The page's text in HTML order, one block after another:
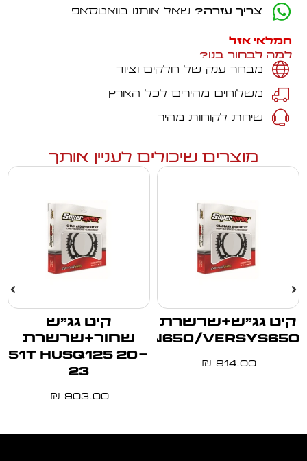
צריך עזרה? שאל אותנו בוואטסאפ
המלאי אזל
למה לבחור בנו?
מבחר ענק של חלקים וציוד
משלוחים מהירים לכל הארץ
שירות לקוחות מהיר
מוצרים שיכולים לעניין אותך
קיט גג"ש+שרשרת
Z650/VULCAN650/VERSYS650
914.00
₪
קיט גג"ש
שחור+שרשרת
51T HUSQ125 20-
23
903.00
₪